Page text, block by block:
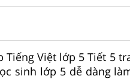
Tiếng Việt lớp 5 Tiết 5
sinh lớp 5 dễ dàng